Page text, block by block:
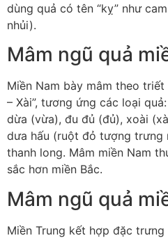
dùng quả có tên “kỵ” như
nhủi).
Mâm ngũ quả
Miền Nam bày mâm theo triết
– Xài”, tương ứng các loại
dừa (vừa), đu đủ (đủ), xoài
dưa hấu (ruột đỏ tượng trưng
thanh long. Mâm miền Nam
sắc hơn miền Bắc.
Mâm ngũ quả
Miền Trung kết hợp đặc